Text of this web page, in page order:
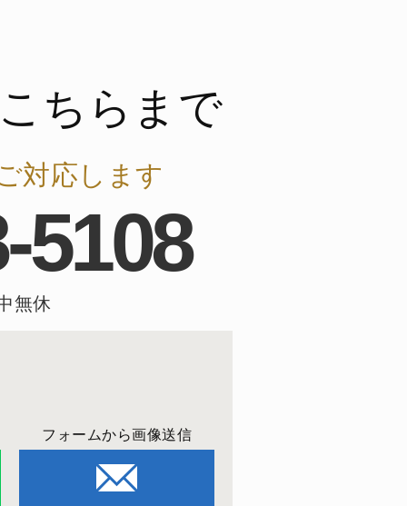
ちらまで
対応します
5108
無休
フォームから画像送信